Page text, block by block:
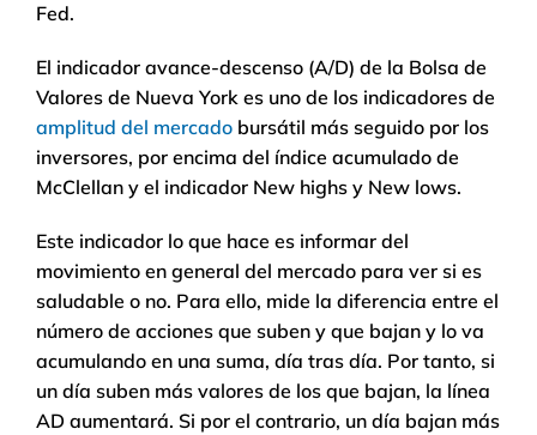
Fed.
El indicador avance-descenso (A/D) de la Bolsa de
Valores de Nueva York es uno de los indicadores de
amplitud del mercado bursátil más seguido por los
inversores, por encima del índice acumulado de
McClellan y el indicador New highs y New lows.
Este indicador lo que hace es informar del
movimiento en general del mercado para ver si es
saludable o no. Para ello, mide la diferencia entre el
número de acciones que suben y que bajan y lo va
acumulando en una suma, día tras día. Por tanto, si
un día suben más valores de los que bajan, la línea
AD aumentará. Si por el contrario, un día bajan más